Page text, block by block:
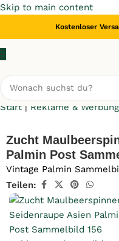
Skip to main content
Kostenloser
Start | Reklame & Werbung
Zucht
Palmin Post
Vintage Palmin
Teilen: